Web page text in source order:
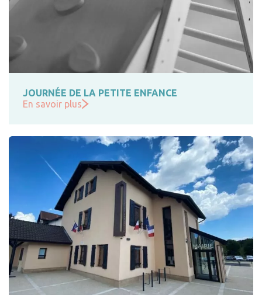
JOURNÉE DE LA PETITE ENFANCE
En savoir plus